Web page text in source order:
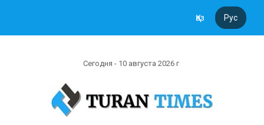
Қаз Рус
Сегодня - 10 августа 2026 г